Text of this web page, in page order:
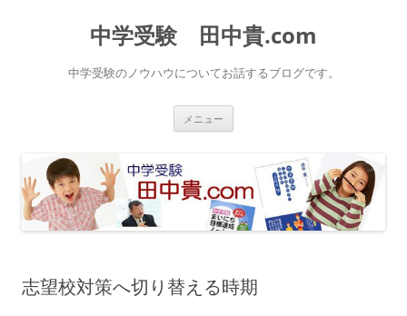
中学受験 田中貴.com
中学受験のノウハウについてお話するブログです。
メニュー
ス
キ
ッ
プ
志望校対策へ切り替える時期